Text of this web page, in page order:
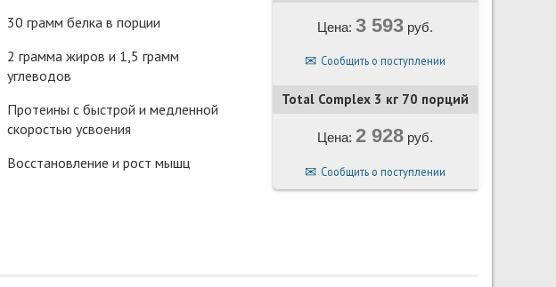
30 грамм белка в порции
2 грамма жиров и 1,5 грамм
углеводов
Протеины с быстрой и медленной
скоростью усвоения
Восстановление и рост мышц
Цена: 3 593руб.
Сообщить о поступлении
Total Complex 3 кг 70 порций
Цена: 2 928руб.
Сообщить о поступлении